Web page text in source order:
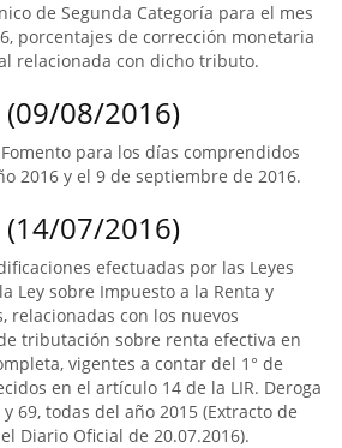
de Segunda Categoría para el mes
porcentajes de corrección monetaria
relacionada con dicho tributo.
(09/08/2016)
para los días comprendidos
2016 y el 9 de septiembre de 2016.
(14/07/2016)
efectuadas por las Leyes
Ley sobre Impuesto a la Renta y
relacionadas con los nuevos
tributación sobre renta efectiva en
vigentes a contar del 1° de
en el artículo 14 de la LIR. Deroga
69, todas del año 2015 (Extracto de
Diario Oficial de 20.07.2016).